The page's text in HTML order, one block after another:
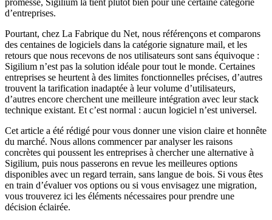
d’entreprises.
Pourtant, chez La Fabrique du Net, nous référençons et comparons
des centaines de logiciels dans la catégorie signature mail, et les
retours que nous recevons de nos utilisateurs sont sans équivoque :
Sigilium n’est pas la solution idéale pour tout le monde. Certaines
entreprises se heurtent à des limites fonctionnelles précises, d’autres
trouvent la tarification inadaptée à leur volume d’utilisateurs,
d’autres encore cherchent une meilleure intégration avec leur stack
technique existant. Et c’est normal : aucun logiciel n’est universel.
Cet article a été rédigé pour vous donner une vision claire et honnête
du marché. Nous allons commencer par analyser les raisons
concrètes qui poussent les entreprises à chercher une alternative à
Sigilium, puis nous passerons en revue les meilleures options
disponibles avec un regard terrain, sans langue de bois. Si vous êtes
en train d’évaluer vos options ou si vous envisagez une migration,
vous trouverez ici les éléments nécessaires pour prendre une
décision éclairée.